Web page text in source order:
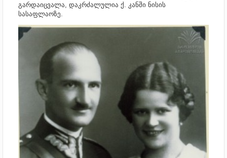
გარდაიცვალა, დაკრძალულია ქ. კანში ნისის
სასაფლაოზე.